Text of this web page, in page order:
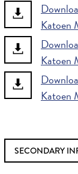
Katoen
Katoen
Katoen
SECONDARY